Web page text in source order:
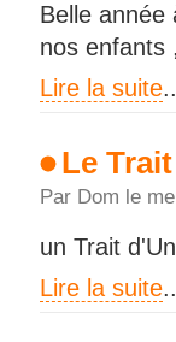
Belle année
nos enfants
Lire la suite
Le
Par Dom le
un Trait
Lire la suite